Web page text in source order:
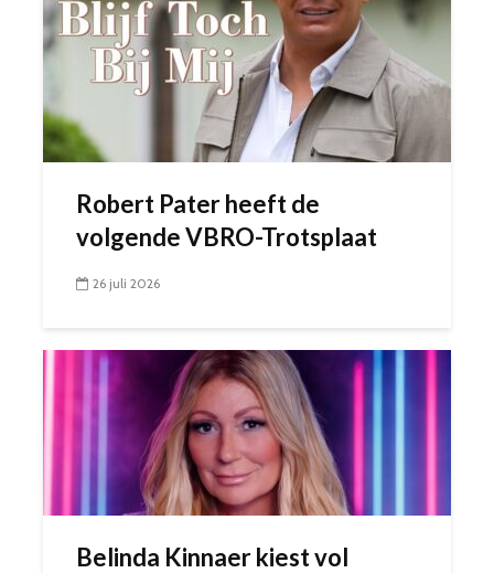
Robert Pater heeft de
volgende VBRO-Trotsplaat
26 juli 2026
Belinda Kinnaer kiest vol